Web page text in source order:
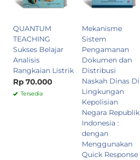
QUANTUM
TEACHING
Sukses Belajar
Analisis
Rangkaian Listrik
Rp 70.000
Tersedia
Mekanisme
Sistem
Pengamanan
Dokumen dan
Distribusi
Naskah Dinas Di
Lingkungan
Kepolisian
Negara Republik
Indonesia :
dengan
Menggunakan
Quick Response